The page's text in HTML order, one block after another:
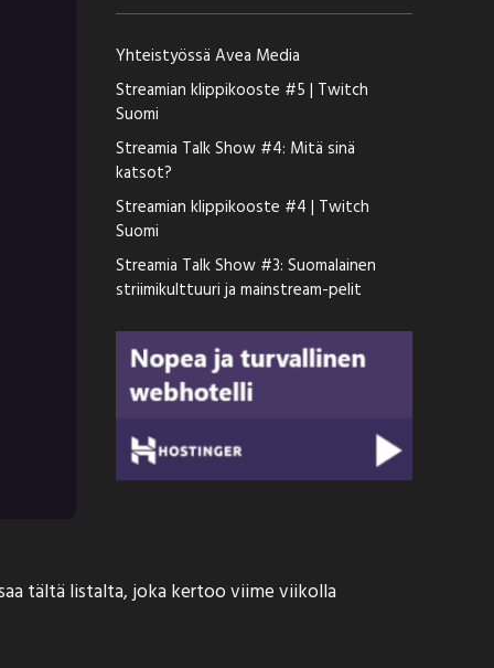
Yhteistyössä Avea Media
Streamian klippikooste #5 | Twitch
Suomi
Streamia Talk Show #4: Mitä sinä
katsot?
Streamian klippikooste #4 | Twitch
Suomi
Streamia Talk Show #3: Suomalainen
striimikulttuuri ja mainstream-pelit
tältä listalta, joka kertoo viime viikolla